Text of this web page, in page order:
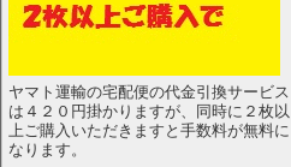
ヤマト運輸の宅配便の代金引換サービス
は４２０円掛かりますが、同時に２枚以
上ご購入いただきますと手数料が無料に
なります。